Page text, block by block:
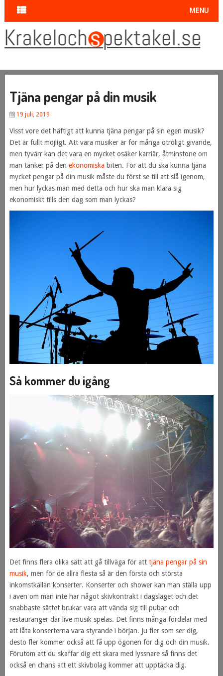
MENU
Tjäna pengar på din musik
19 juli, 2019
Visst vore det häftigt att kunna tjäna pengar på sin egen musik?
Det är fullt möjligt. Att vara musiker är för många otroligt givande,
men tyvärr kan det vara en mycket osäker karriär, åtminstone om
man tänker på den ekonomiska biten. För att du ska kunna tjäna
mycket pengar på din musik måste du först se till att slå igenom,
men hur lyckas man med detta och hur ska man klara sig
ekonomiskt tills den dag som man lyckas?
Så kommer du igång
Det finns flera olika sätt att gå tillväga för att tjäna pengar på sin
musik, men för de allra flesta så är den första och största
inkomstkällan konserter. Konserter och shower kan man ställa upp
i även om man inte har något skivkontrakt i dagsläget och det
snabbaste sättet brukar vara att vända sig till pubar och
restauranger där live musik spelas. Det finns många fördelar med
att låta konserterna vara styrande i början. Ju fler som ser dig,
desto fler kommer också att få upp ögonen för dig och din musik.
Förutom att du skaffar dig ett skara med lyssnare så finns det
också en chans att ett skivbolag kommer att upptäcka dig.